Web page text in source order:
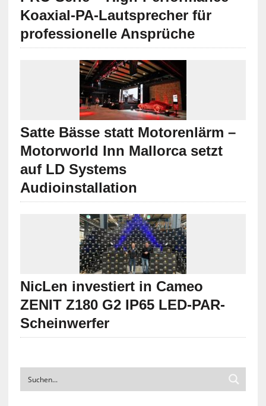
Koaxial-PA-Lautsprecher für
professionelle Ansprüche
Satte Bässe statt Motorenlärm –
Motorworld Inn Mallorca setzt
auf LD Systems
Audioinstallation
NicLen investiert in Cameo
ZENIT Z180 G2 IP65 LED-PAR-
Scheinwerfer